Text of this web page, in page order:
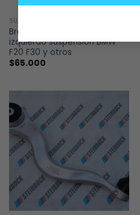
SUSPENSIÓN
Brazo delantero inferior
izquierdo suspensión BMW
F20 F30 y otros
$65.000